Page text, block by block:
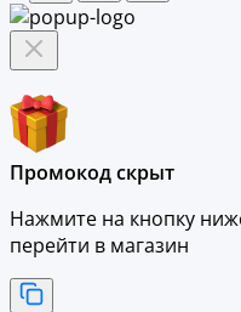
Промокод скрыт
Нажмите на кнопку
перейти в магазин